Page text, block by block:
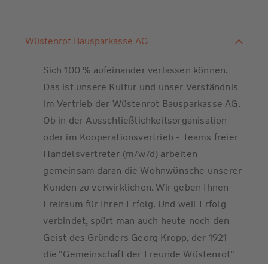
Wüstenrot Bausparkasse AG
Sich 100 % aufeinander verlassen können.
Das ist unsere Kultur und unser Verständnis
im Vertrieb der Wüstenrot Bausparkasse AG.
Ob in der Ausschließlichkeitsorganisation
oder im Kooperationsvertrieb - Teams freier
Handelsvertreter (m/w/d) arbeiten
gemeinsam daran die Wohnwünsche unserer
Kunden zu verwirklichen. Wir geben Ihnen
Freiraum für Ihren Erfolg. Und weil Erfolg
verbindet, spürt man auch heute noch den
Geist des Gründers Georg Kropp, der 1921
die "Gemeinschaft der Freunde Wüstenrot"